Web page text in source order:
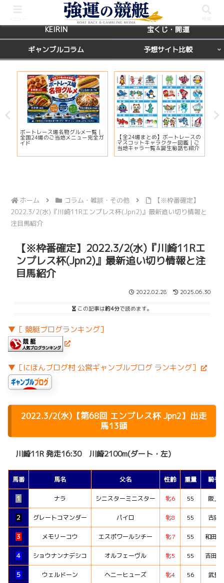
BOATRACE レース場ガイド
KEIRIN 宝くじ・開運
ギャンブルコラム 予想サイト比較
ボートレース場名物グルメ一覧｜
全国24場のご当地メニュー完全ガ
イド
【全24場まとめ】ボートレースの
マスコットキャラクター図鑑｜ご
当地キャラ一覧＆誕生秘話も紹介
ホーム コラム・雑談・その他
【※枠番確定】
2022.3/2(水)『川崎11Rエンプレス杯(Jpn2)』最新追い切り情報と
注目馬紹介
【※枠番確定】2022.3/2(水)『川崎11Rエ
ンプレス杯(Jpn2)』最新追い切り情報と注
目馬紹介
2022.02.28 2025.06.30
この記事は約4分で読めます。
▼［ 競艇ブログランキング］
▼［にほんブログ村 公営ギャンブルブログ ランキング］
2022.3/2(水)【第68回 エンプレス杯 Jpn2】出走
馬13頭
川崎11R 発走16:30 川崎2100m(ダート・左)
馬番 馬名 父名 性齢 重量 騎手
１ ナラ シニスターミニスター 牝6 55 阪上
２ グレートコマンダー パイロ 牝8 55 古岡
３ メモリーコウ エスポワールシチー 牝7 55 和田譲
４ ショウナンナデシコ オルフェーヴル 牝5 55 吉田隼
５ ウェルドーン ヘニーヒューズ 牝4 56 武豊